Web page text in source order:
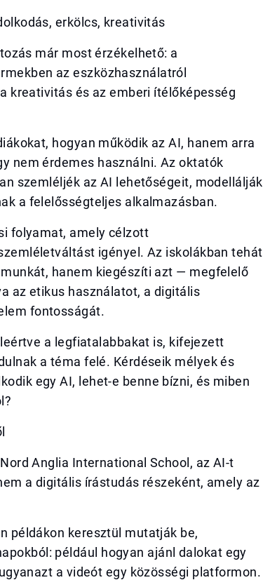
erkölcs, kreativitás
már most érzékelhető: a
az eszközhasználatról
kreativitás és az emberi ítélőképesség
hogyan működik az AI, hanem arra
nem érdemes használni. Az oktatók
szemléljék az AI lehetőségeit, modellálják
a felelősségteljes alkalmazásban.
folyamat, amely célzott
igényel. Az iskolákban tehát
hanem kiegészíti azt — megfelelő
az etikus használatot, a digitális
fontosságát.
a legfiatalabbakat is, kifejezett
a téma felé. Kérdéseik mélyek és
egy AI, lehet-e benne bízni, és miben
Anglia International School, az AI-t
a digitális írástudás részeként, amely az
példákon keresztül mutatják be,
például hogyan ajánl dalokat egy
a videót egy közösségi platformon.